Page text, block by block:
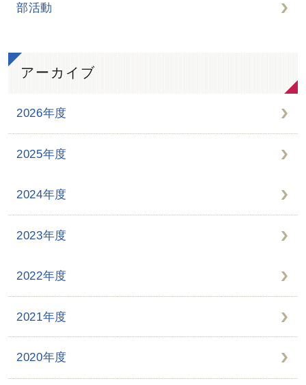
部活動
アーカイブ
2026年度
2025年度
2024年度
2023年度
2022年度
2021年度
2020年度